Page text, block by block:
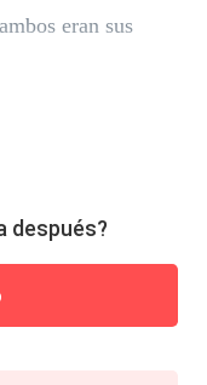
eran sus
después?